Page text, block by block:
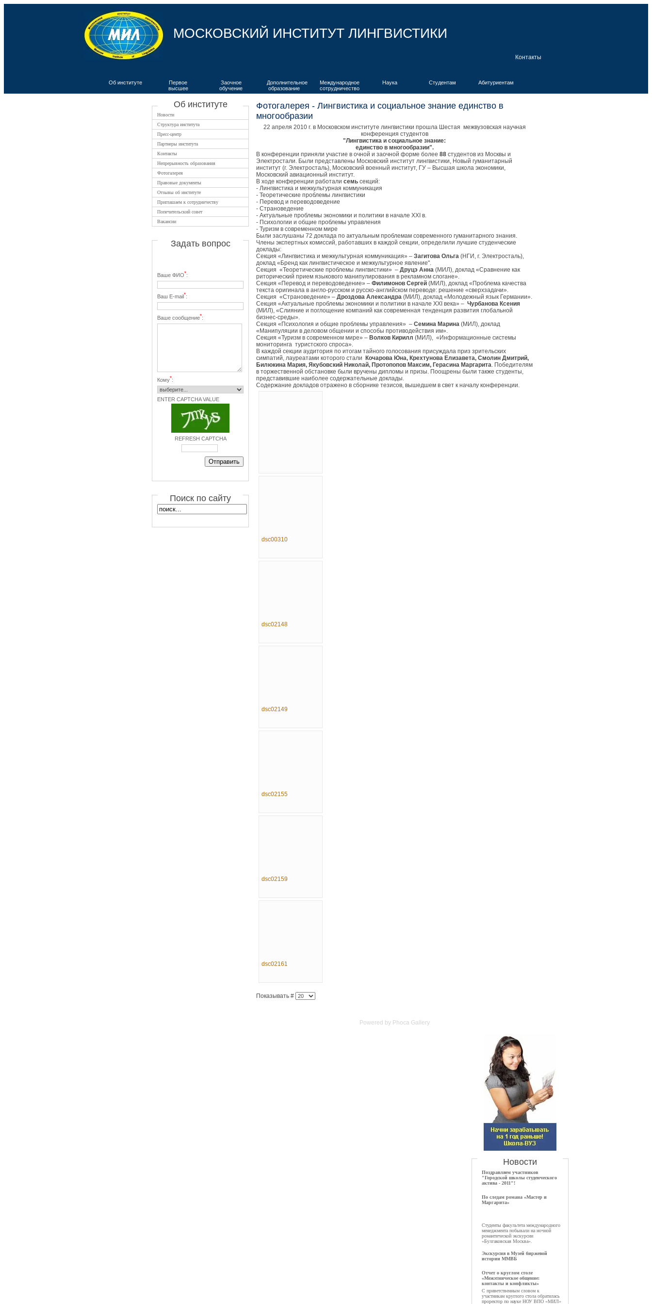
МОСКОВСКИЙ ИНСТИТУТ ЛИНГВИСТИКИ
Контакты
Об институте
Первое
высшее
Заочное
обучение
Дополнительное
образование
Международное
сотрудничество
Наука Студентам Абитуриентам
Об институте
Новости
Структура института
Пресс-центр
Партнеры института
Контакты
Непрерывность образования
Фотогалерея
Правовые документы
Отзывы об институте
Приглашаем к сотрудничеству
Попечительский совет
Вакансии
Задать вопрос
Ваше ФИО*:
Ваш E-mail*:
Ваше сообщение*:
Кому*:
ENTER CAPTCHA VALUE
REFRESH CAPTCHA
Поиск по сайту
Фотогалерея - Лингвистика и социальное знание единство в
многообразии
22 апреля 2010 г. в Московском институте лингвистики прошла Шестая межвузовская научная
конференция студентов
"Лингвистика и социальное знание:
единство в многообразии".
В конференции приняли участие в очной и заочной форме более 88 студентов из Москвы и
Электростали. Были представлены Московский институт лингвистики, Новый гуманитарный
институт (г. Электросталь), Московский военный институт, ГУ – Высшая школа экономики,
Московский авиационный институт.
В ходе конференции работали семь секций:
- Лингвистика и межкультурная коммуникация
- Теоретические проблемы лингвистики
- Перевод и переводоведение
- Страноведение
- Актуальные проблемы экономики и политики в начале XXI в.
- Психологии и общие проблемы управления
- Туризм в современном мире
Были заслушаны 72 доклада по актуальным проблемам современного гуманитарного знания.
Члены экспертных комиссий, работавших в каждой секции, определили лучшие студенческие
доклады:
Секция «Лингвистика и межкультурная коммуникация» – Загитова Ольга (НГИ, г. Электросталь),
доклад «Бренд как лингвистическое и межкультурное явление".
Секция «Теоретические проблемы лингвистики» – Друцэ Анна (МИЛ), доклад «Сравнение как
риторический прием языкового манипулирования в рекламном слогане».
Секция «Перевод и переводоведение» – Филимонов Сергей (МИЛ), доклад «Проблема качества
текста оригинала в англо-русском и русско-английском переводе: решение «сверхзадачи».
Секция «Страноведение» – Дроздова Александра (МИЛ), доклад «Молодежный язык Германии».
Секция «Актуальные проблемы экономики и политики в начале XXI века» – Чурбанова Ксения
(МИЛ), «Слияние и поглощение компаний как современная тенденция развития глобальной
бизнес-среды».
Секция «Психология и общие проблемы управления» – Семина Марина (МИЛ), доклад
«Манипуляции в деловом общении и способы противодействия им».
Секция «Туризм в современном мире» – Волков Кирилл (МИЛ), «Информационные системы
мониторинга туристского спроса».
В каждой секции аудитория по итогам тайного голосования присуждала приз зрительских
симпатий, лауреатами которого стали
Кочарова Юна, Крехтунова Елизавета, Смолин Дмитрий,
Билюкина Мария, Якубовский Николай, Протопопов Максим, Герасина Маргарита. Победителям
в торжественной обстановке были вручены дипломы и призы. Поощрены были также студенты,
представившие наиболее содержательные доклады.
Содержание докладов отражено в сборнике тезисов, вышедшем в свет к началу конференции.
dsc00310
dsc02148
dsc02149
dsc02155
dsc02159
dsc02161
Показывать #
Powered by Phoca Gallery
Новости
Поздравляем участников
"Городской школы студенческого
актива - 2011"!
По следам романа «Мастер и
Маргарита»
Студенты факультета международного
менеджмента побывали на ночной
романтической экскурсии
«Булгаковская Москва».
Экскурсия в Музей биржевой
истории ММВБ
Отчет о круглом столе
«Межэтническое общение:
контакты и конфликты»
С приветственным словом к
участникам круглого стола обратилась
проректор по науке НОУ ВПО «МИЛ»